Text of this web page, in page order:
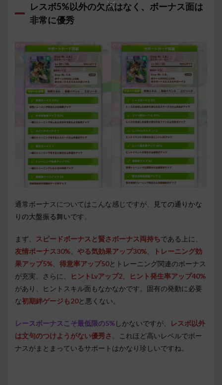
レスボ5%以外の欠点はなく、ボーナス面は
非常に優秀
通常ボーナスについてはこんな感じですが、
見ての通りかな
りの大盤振る舞いです。
まず、 スピードボーナスと賢さボーナス両持ちである上に、
友情ボーナス30%
やる気効果アップ30%
トレーニング効
果アップ5%
得意率アップ50とトレーニング関連のボーナス
が充実。さらに、
ヒントLvアップ2
ヒント発生率アップ40%
があり、ヒントスキル面もなかなかです。固有の発動に必要
な初期絆ゲージも20と悪くない。
レースボーナスこそ最低限の5%しかないですが、
レスボ以外
は文句のつけようがない優秀さ 。これほど高いレベルでボー
ナスがまとまっているサポートはかなり珍しいですね。